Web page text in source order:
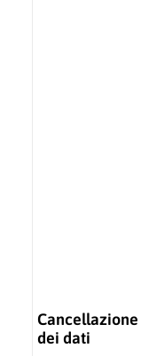
Cancellazione
dei dati